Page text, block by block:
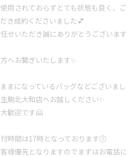
用されておらずとても状態も良く、ご
き成約くださいました💕
せいただき誠にありがとうございます
へお繋ぎいたします✨
まになっているバッグなどございまし
駒北大和店へお越しください✨
歓迎です🤗
時間は17時となっております🕔
様優先となりますのでまずはお電話に